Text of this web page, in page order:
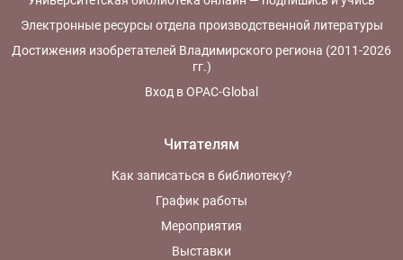
Электронные ресурсы отдела производственной литературы
Достижения изобретателей Владимирского региона (2011-2026
гг.)
Вход в OPAC-Global
Читателям
Как записаться в библиотеку?
График работы
Мероприятия
Выставки